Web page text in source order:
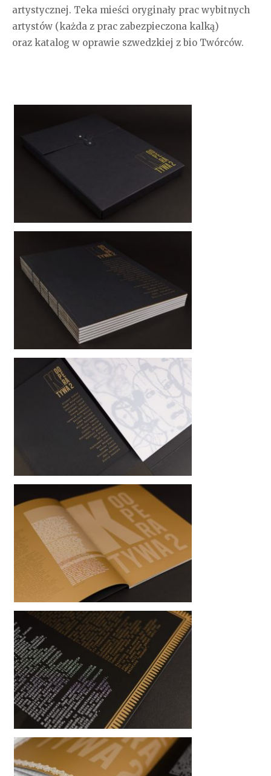
artystycznej. Teka mieści oryginały prac wybitnych
artystów (każda z prac zabezpieczona kalką)
oraz katalog w oprawie szwedzkiej z bio Twórców.